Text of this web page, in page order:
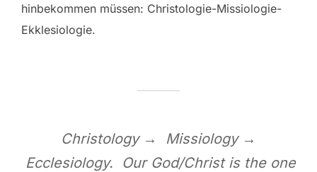
hinbekommen müssen: Christologie-Missiologie-
Ekklesiologie.
Christology → Missiology →
Ecclesiology. Our God/Christ is the one